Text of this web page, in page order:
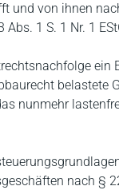
und von ihnen
1 S. 1 Nr. 1
ein
belastete
nunmehr
nach §